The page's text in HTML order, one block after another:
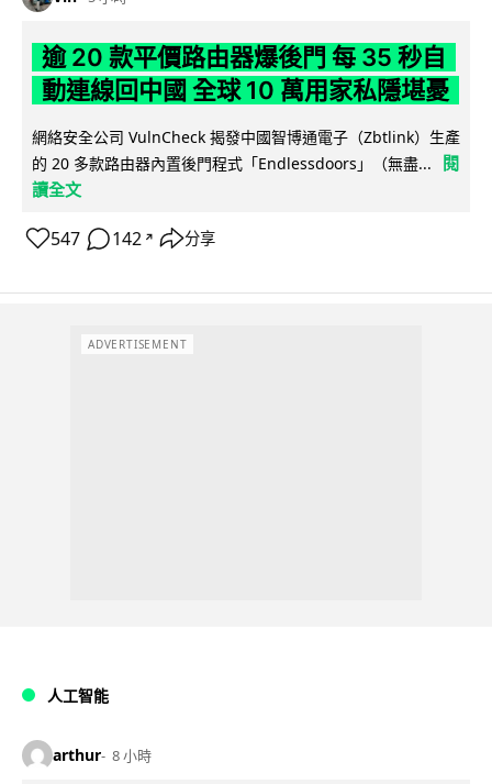
逾 20 款平價路由器爆後門 每 35 秒自
動連線回中國 全球 10 萬用家私隱堪憂
網絡安全公司 VulnCheck 揭發中國智博通電子（Zbtlink）生產
的 20 多款路由器內置後門程式「Endlessdoors」（無盡...
閱
讀全文
547 142 ↗ 分享
ADVERTISEMENT
人工智能
arthur 8 小時